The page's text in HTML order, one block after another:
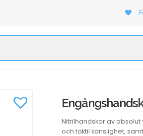
Nitrilhandskar av
och taktil känslighet,